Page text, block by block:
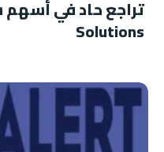
Solutions